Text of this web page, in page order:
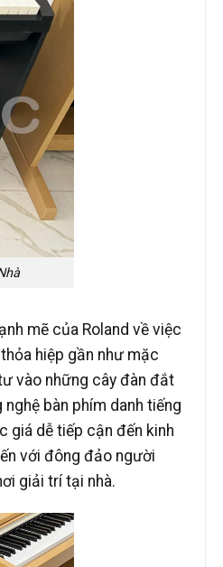
mẽ của Roland về việc
hiệp gần như mặc
vào những cây đàn đắt
bàn phím danh tiếng
giá dễ tiếp cận đến kinh
với đông đảo người
giải trí tại nhà.